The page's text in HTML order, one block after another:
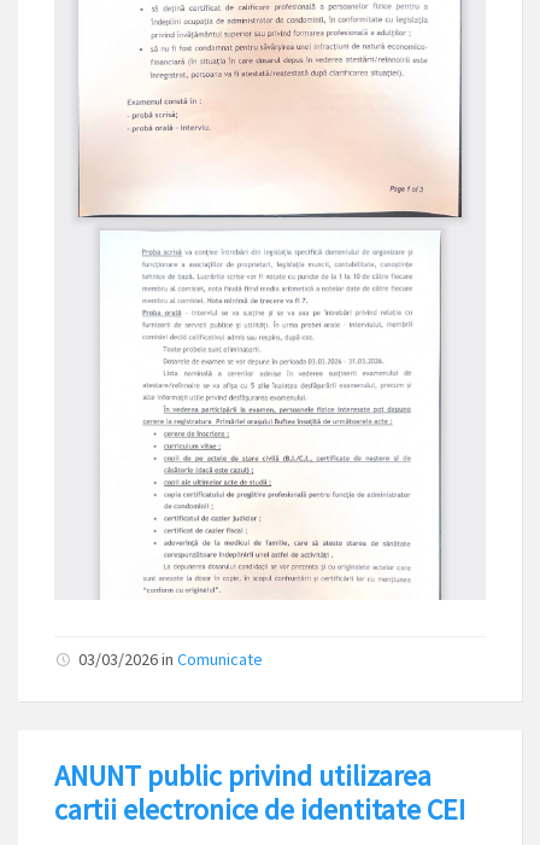
03/03/2026in Comunicate
ANUNT public privind utilizarea
cartii electronice de identitate CEI